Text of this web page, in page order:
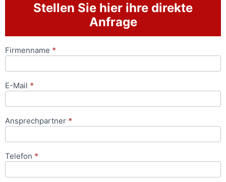
Stellen Sie hier ihre direkte
Anfrage
Anfrageformular
Firmenname *
E-Mail *
Ansprechpartner *
Telefon *